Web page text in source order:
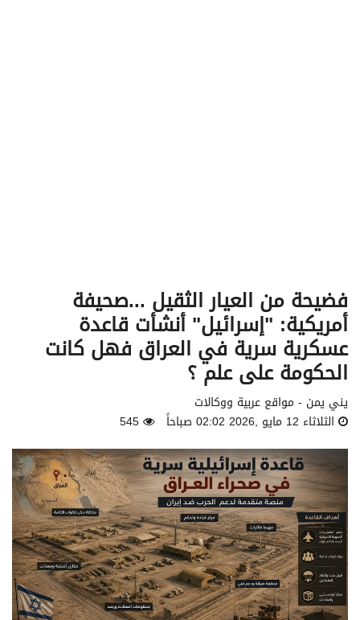
فضيحة من العيار الثقيل ...صحيفة
أمريكية: "إسرائيل" أنشأت قاعدة
عسكرية سرية في العراق فهل كانت
الحكومة على علم ؟
يني يمن - مواقع عربية ووكالات
الثلاثاء 12 مايو ,2026 02:02 صباحاً
545